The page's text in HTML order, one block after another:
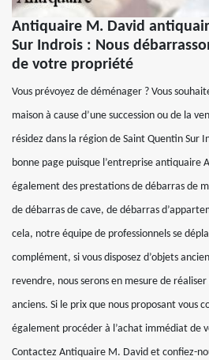
Antiquaire M. David
Sur Indrois : Nous
de votre propriété
Vous prévoyez de déménager ? Vous
maison à cause d’une succession ou de la
résidez dans la région de Saint Quentin Sur
bonne page puisque l’entreprise antiquaire
également des prestations de débarras de
de débarras de cave, de débarras
cela, notre équipe de professionnels se
complément, si vous disposez d’objets
revendre, nous serons en mesure de
anciens. Si le prix que nous proposant vous
également procéder à l’achat immédiat de
Contactez Antiquaire M. David et confiez-